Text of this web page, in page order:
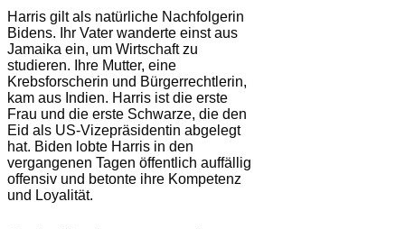
Harris gilt als natürliche Nachfolgerin
Bidens. Ihr Vater wanderte einst aus
Jamaika ein, um Wirtschaft zu
studieren. Ihre Mutter, eine
Krebsforscherin und Bürgerrechtlerin,
kam aus Indien. Harris ist die erste
Frau und die erste Schwarze, die den
Eid als US-Vizepräsidentin abgelegt
hat. Biden lobte Harris in den
vergangenen Tagen öffentlich auffällig
offensiv und betonte ihre Kompetenz
und Loyalität.